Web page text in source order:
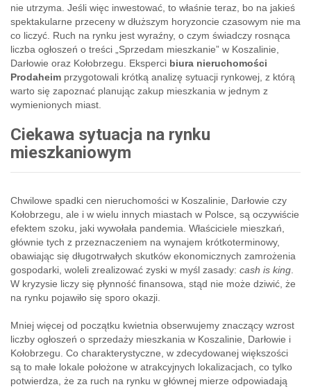
nie utrzyma. Jeśli więc inwestować, to właśnie teraz, bo na jakieś
spektakularne przeceny w dłuższym horyzoncie czasowym nie ma
co liczyć. Ruch na rynku jest wyraźny, o czym świadczy rosnąca
liczba ogłoszeń o treści „Sprzedam mieszkanie” w Koszalinie,
Darłowie oraz Kołobrzegu. Eksperci biura nieruchomości
Prodaheim przygotowali krótką analizę sytuacji rynkowej, z którą
warto się zapoznać planując zakup mieszkania w jednym z
wymienionych miast.
Ciekawa sytuacja na rynku
mieszkaniowym
Chwilowe spadki cen nieruchomości w Koszalinie, Darłowie czy
Kołobrzegu, ale i w wielu innych miastach w Polsce, są oczywiście
efektem szoku, jaki wywołała pandemia. Właściciele mieszkań,
głównie tych z przeznaczeniem na wynajem krótkoterminowy,
obawiając się długotrwałych skutków ekonomicznych zamrożenia
gospodarki, woleli zrealizować zyski w myśl zasady: cash is king
W kryzysie liczy się płynność finansowa, stąd nie może dziwić, że
na rynku pojawiło się sporo okazji.
Mniej więcej od początku kwietnia obserwujemy znaczący wzrost
liczby ogłoszeń o sprzedaży mieszkania w Koszalinie, Darłowie i
Kołobrzegu. Co charakterystyczne, w zdecydowanej większości
są to małe lokale położone w atrakcyjnych lokalizacjach, co tylko
potwierdza, że za ruch na rynku w głównej mierze odpowiadają